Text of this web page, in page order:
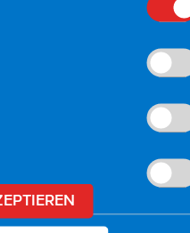
legen Sie unten Ihre Cookie-
TMX, SmartCorder
-übertragung,
die gebräuchlichsten
Durch die Unterstützung
Anwender also zusätzliche